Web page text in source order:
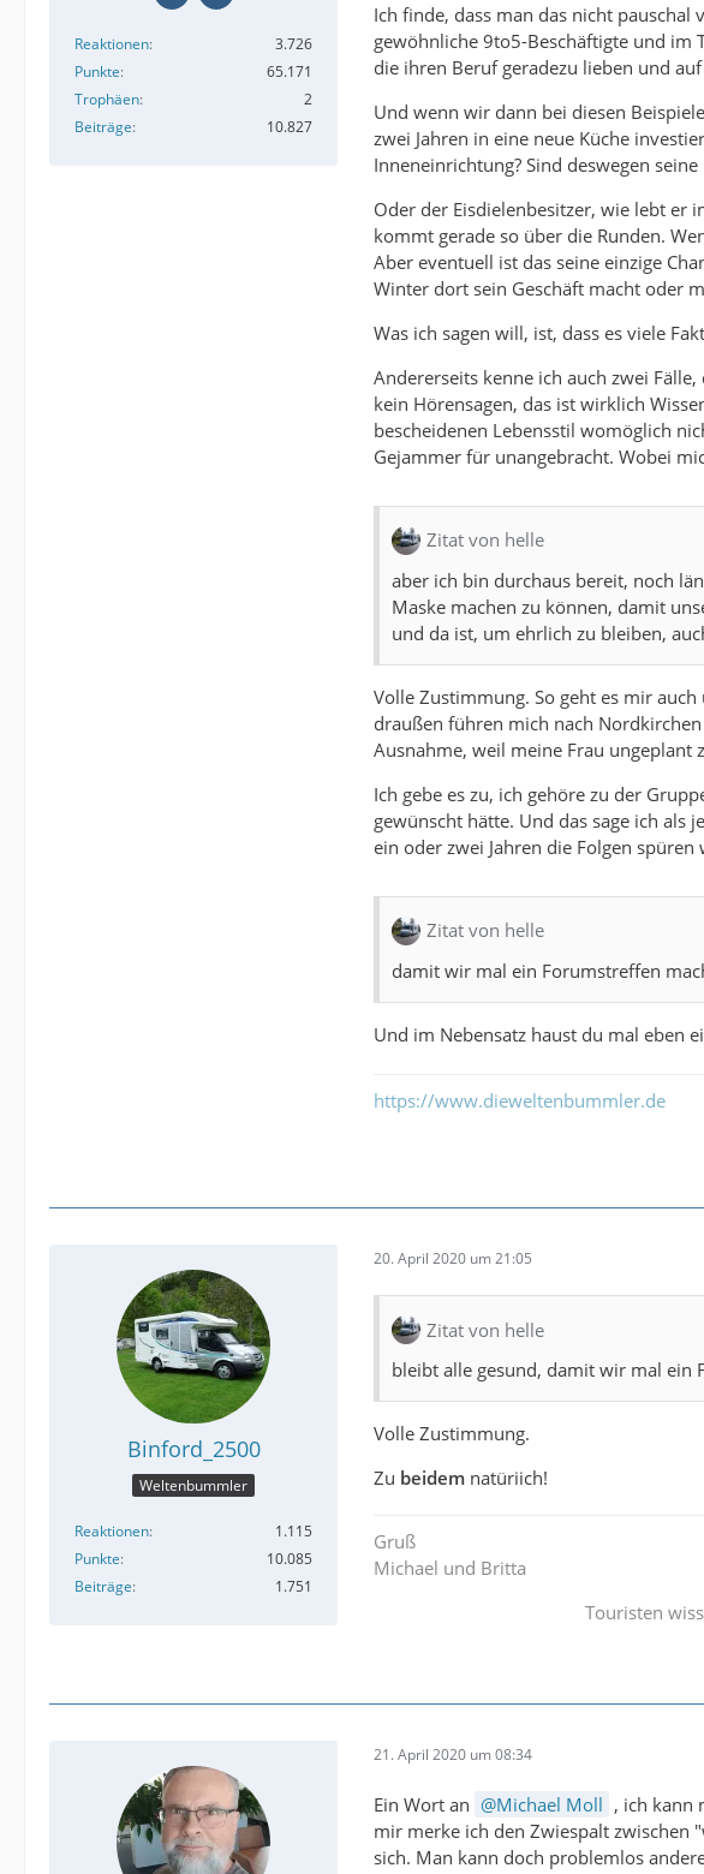
Reaktionen
3.726
Punkte
65.171
Trophäen
2
Beiträge
10.827
Ich finde, dass man das nicht
gewöhnliche 9to5-Beschäftigte und im
die ihren Beruf geradezu lieben und
Und wenn wir dann bei diesen
zwei Jahren in eine neue Küche
Inneneinrichtung? Sind deswegen
Oder der Eisdielenbesitzer, wie lebt er
kommt gerade so über die Runden.
Aber eventuell ist das seine einzige
Winter dort sein Geschäft macht oder
Was ich sagen will, ist, dass es viele
Andererseits kenne ich auch zwei
kein Hörensagen, das ist wirklich
bescheidenen Lebensstil womöglich
Gejammer für unangebracht. Wobei
Zitat von helle
aber ich bin durchaus bereit, noch
Maske machen zu können, damit
und da ist, um ehrlich zu bleiben,
Volle Zustimmung. So geht es mir
draußen führen mich nach
Ausnahme, weil meine Frau ungeplant
Ich gebe es zu, ich gehöre zu der
gewünscht hätte. Und das sage ich als
ein oder zwei Jahren die Folgen
Zitat von helle
damit wir mal ein Forumstreffen
Und im Nebensatz haust du mal eben
https://www.dieweltenbummler.de
Binford_2500
Weltenbummler
Reaktionen
1.115
Punkte
10.085
Beiträge
1.751
20. April 2020 um 21:05
Zitat von helle
bleibt alle gesund, damit wir mal ein
Volle Zustimmung.
Zu beidem natüriich!
Gruß
Michael und Britta
Touristen
21. April 2020 um 08:34
Ein Wort an Michael Moll , ich kann
mir merke ich den Zwiespalt zwischen
sich. Man kann doch problemlos